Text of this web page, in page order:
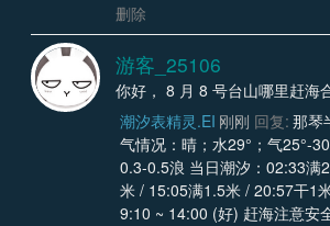
删除
游客_25106
你好， 8 月 8 号台山哪里赶海
潮汐表精灵.EI 刚刚 回复: 那琴
气情况：晴；水29°；气25°-
0.3-0.5浪 当日潮汐：02:33满
米 / 15:05满1.5米 / 20:57干1
9:10 ~ 14:00 (好) 赶海注意安